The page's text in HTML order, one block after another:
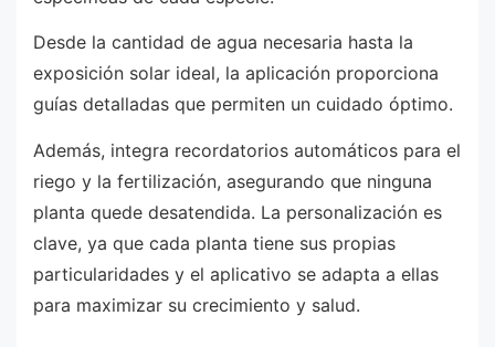
Desde la cantidad de agua necesaria hasta la
exposición solar ideal, la aplicación proporciona
guías detalladas que permiten un cuidado óptimo.
Además, integra recordatorios automáticos para el
riego y la fertilización, asegurando que ninguna
planta quede desatendida. La personalización es
clave, ya que cada planta tiene sus propias
particularidades y el aplicativo se adapta a ellas
para maximizar su crecimiento y salud.